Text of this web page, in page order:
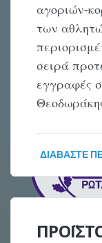
αγοριών-
των
σειρά
εγγραφές
ΔΙΑΒΆΣΤΕ